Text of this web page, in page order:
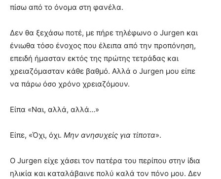
πίσω από το όνομα στη φανέλα.
Δεν θα ξεχάσω ποτέ, με πήρε τηλέφωνο ο Jurgen και
ένιωθα τόσο ένοχος που έλειπα από την προπόνηση,
επειδή ήμασταν εκτός της πρώτης τετράδας και
χρειαζόμασταν κάθε βαθμό. Αλλά ο Jurgen μου είπε
να πάρω όσο χρόνο χρειαζόμουν.
Είπα «Ναι, αλλά, αλλά…»
Είπε, «Όχι, όχι. Μην ανησυχείς για τίποτα».
Ο Jurgen είχε χάσει τον πατέρα του περίπου στην ίδια
ηλικία και καταλάβαινε πολύ καλά τον πόνο μου. Δεν